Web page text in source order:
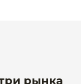
рынка